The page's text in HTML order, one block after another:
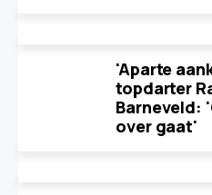
'Aparte
topdarter
Barneveld:
over gaat'